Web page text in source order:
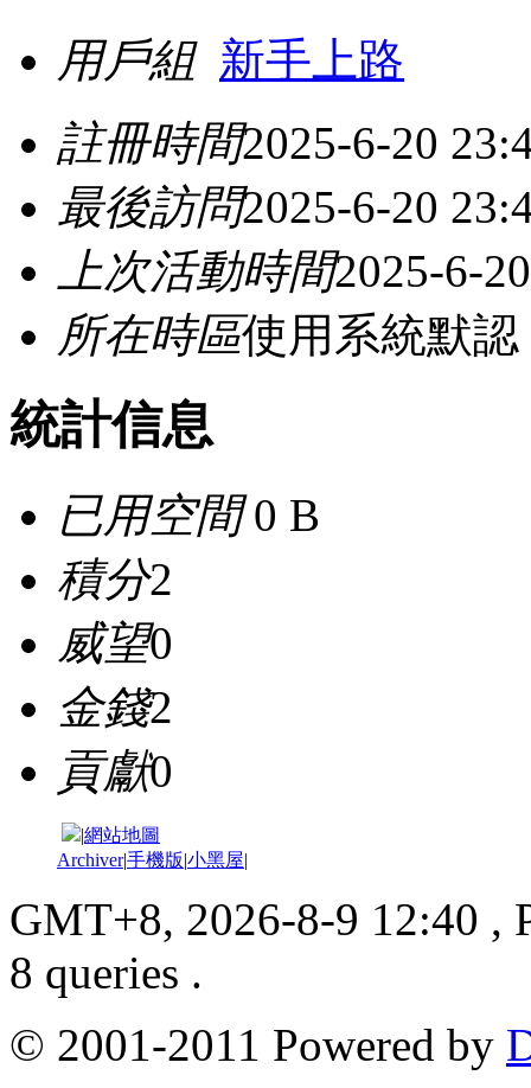
用戶組 新手上路
註冊時間2025-6-20
最後訪問2025-6-20
上次活動時間2025-6-
所在時區使用系統默認
統計信息
已用空間0 B
積分2
威望0
金錢2
貢獻0
|網站地圖
Archiver|手機版|小黑屋|
GMT+8, 2026-8-9 12:40 ,
8 queries .
© 2001-2011 Powered by